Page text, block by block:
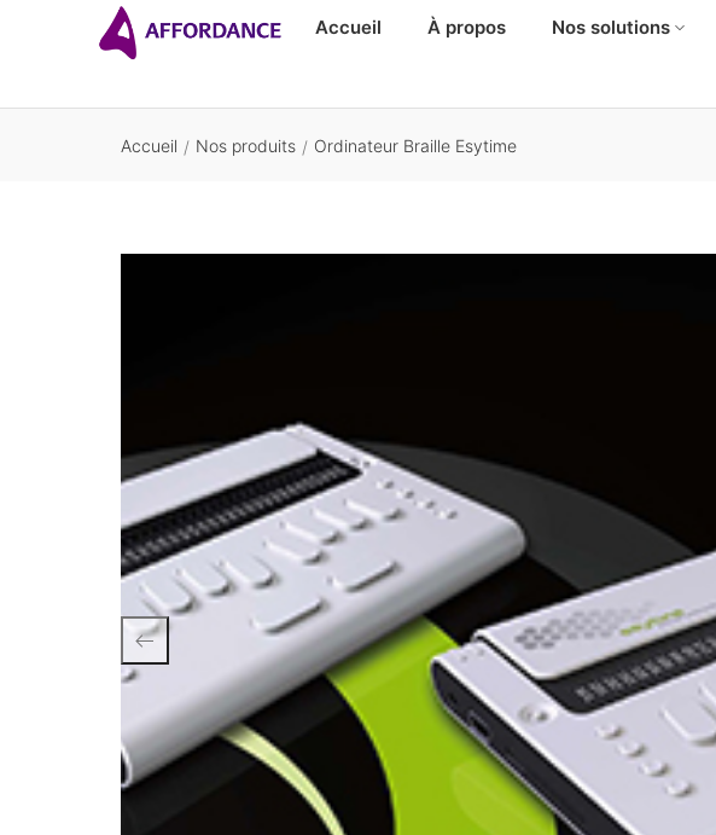
Accueil À propos Nos solutions
Accueil / Nos produits / Ordinateur Braille Esytime